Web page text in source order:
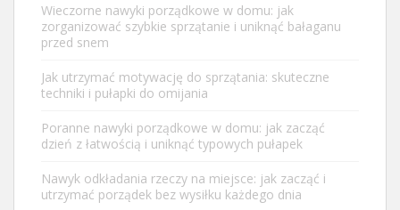
Wieczorne nawyki porządkowe w domu: jak
zorganizować szybkie sprzątanie i uniknąć bałaganu
przed snem
Jak utrzymać motywację do sprzątania: skuteczne
techniki i pułapki do omijania
Poranne nawyki porządkowe w domu: jak zacząć
dzień z łatwością i uniknąć typowych pułapek
Nawyk odkładania rzeczy na miejsce: jak zacząć i
utrzymać porządek bez wysiłku każdego dnia